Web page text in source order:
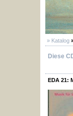
» Katalog
Diese
EDA 21: